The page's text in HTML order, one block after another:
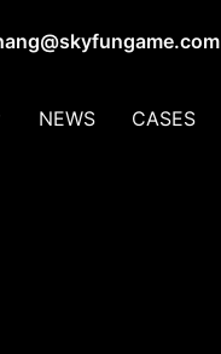
NEWS CASES